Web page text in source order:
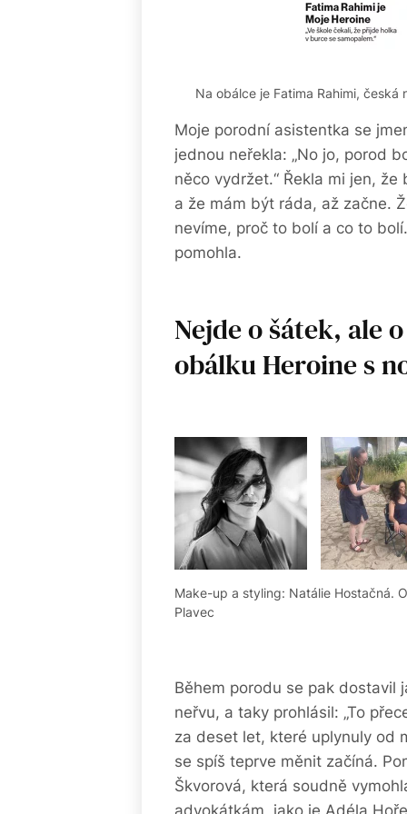
Na obálce je Fatima Rahimi,
Moje porodní asistentka se
jednou neřekla: „No jo, porod
něco vydržet.“ Řekla mi jen,
a že mám být ráda, až začne.
nevíme, proč to bolí a co to
pomohla.
Nejde o šátek, ale
obálku Heroine s
Make-up a styling: Natálie Hostačná.
Plavec
Během porodu se pak dostavil
neřvu, a taky prohlásil: „To
za deset let, které uplynuly od
se spíš teprve měnit začíná.
Škvorová, která soudně